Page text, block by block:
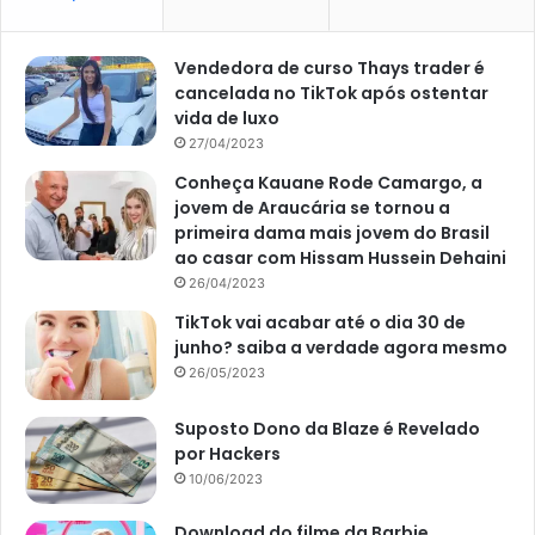
Imagem Gazeta do Povo
Vendedora de curso Thays trader é
cancelada no TikTok após ostentar
vida de luxo
27/04/2023
Conheça Kauane Rode Camargo, a
jovem de Araucária se tornou a
primeira dama mais jovem do Brasil
ao casar com Hissam Hussein Dehaini
26/04/2023
TikTok vai acabar até o dia 30 de
junho? saiba a verdade agora mesmo
26/05/2023
Suposto Dono da Blaze é Revelado
por Hackers
10/06/2023